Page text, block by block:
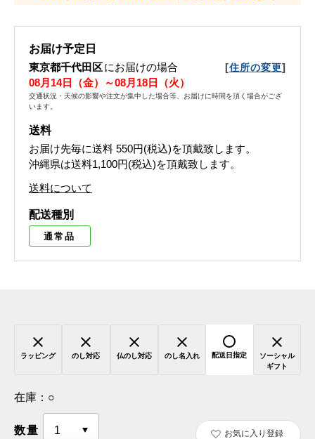
お届け予定日
東京都千代田区にお届けの場合 [住所の変更]
08月14日（金）～08月18日（火）
交通状況・天候の影響や注文が集中した場合等、お届けに時間を頂く場合がござ
います。
送料
お届け先毎に送料 550円(税込)を頂戴致します。
沖縄県は送料1,100円(税込)を頂戴致します。
送料について
配送種別
通常品
ラッピング のし対応 仏のし対応 のし名入れ 配送日指定
ソーシャル
ギフト
在庫： ○
数量 お気に入り登録